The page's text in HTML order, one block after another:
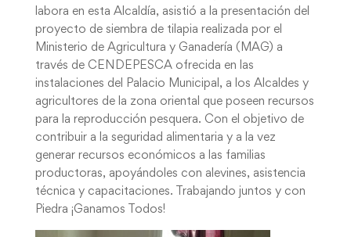
labora en esta Alcaldía, asistió a la presentación del
proyecto de siembra de tilapia realizada por el
Ministerio de Agricultura y Ganadería (MAG) a
través de CENDEPESCA ofrecida en las
instalaciones del Palacio Municipal, a los Alcaldes y
agricultores de la zona oriental que poseen recursos
para la reproducción pesquera. Con el objetivo de
contribuir a la seguridad alimentaria y a la vez
generar recursos económicos a las familias
productoras, apoyándoles con alevines, asistencia
técnica y capacitaciones. Trabajando juntos y con
Piedra ¡Ganamos Todos!